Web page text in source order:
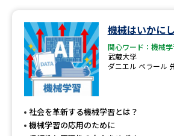
機械はいかに
関心ワード：機械学
武蔵大学
ダニエル ベラール
社会を革新する機械学習とは？
機械学習の応用のために